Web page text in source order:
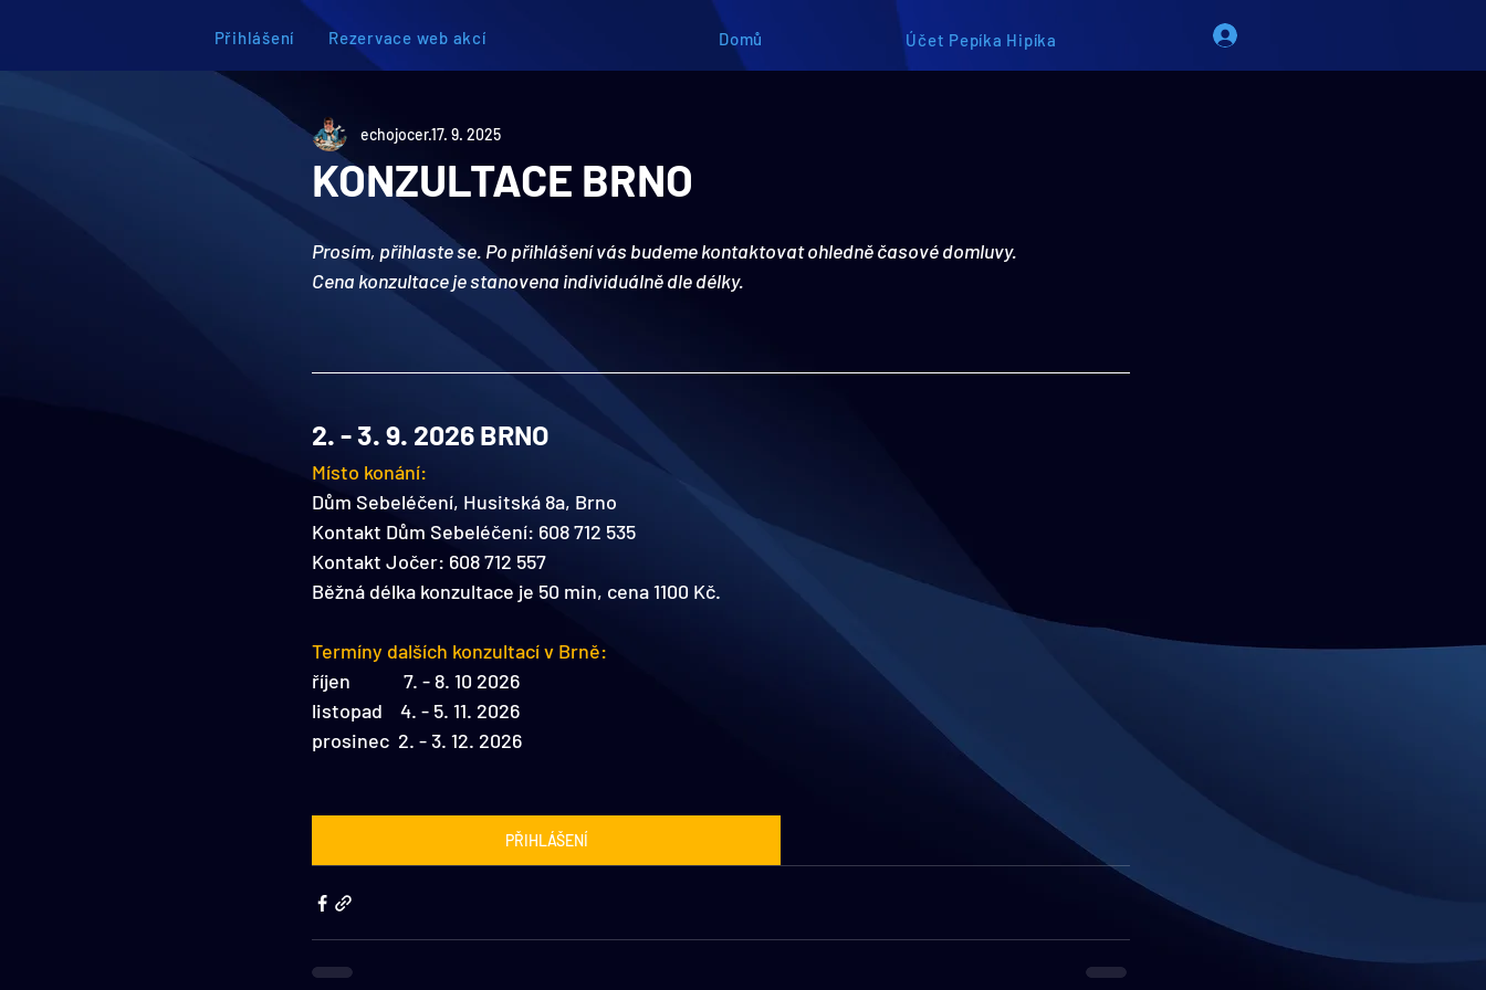
Přihlášení Rezervace web akcí Domů Účet Pepíka Hipíka
KONZULTACE BRNO
echojocer17. 9. 2025
Prosím, přihlaste se. Po přihlášení vás budeme kontaktovat ohledně časové domluvy.
Cena konzultace je stanovena individuálně dle délky.
2. - 3. 9. 2026 BRNO​
Místo konání:
Dům Sebeléčení, Husitská 8a, Brno
Kontakt Dům Sebeléčení: 608 712 535
Kontakt Jočer: 608 712 557
Běžná délka konzultace je 50 min, cena 1100 Kč.
​Termíny dalších konzultací v Brně:
říjen            7. - 8. 10 2026
listopad    4. - 5. 11. 2026
prosinec  2. - 3. 12. 2026
PŘIHLÁŠENÍ